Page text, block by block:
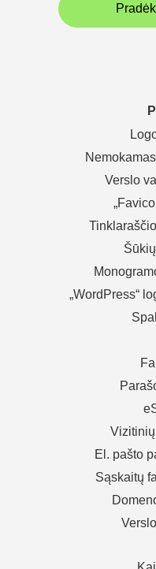
Verslo
„WordPress“
El. pašto
Sąskaitų